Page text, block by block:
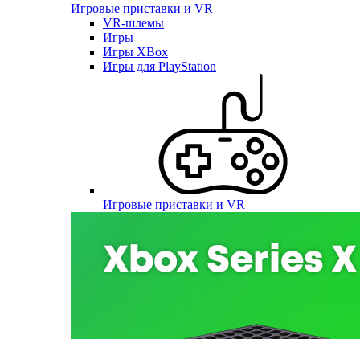
Игровые приставки и VR
VR-шлемы
Игры
Игры XBox
Игры для PlayStation
Игровые приставки и VR